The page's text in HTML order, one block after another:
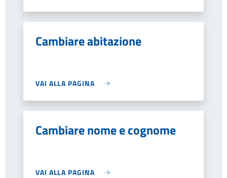
Cambiare abitazione
VAI ALLA PAGINA
Cambiare nome e cognome
VAI ALLA PAGINA